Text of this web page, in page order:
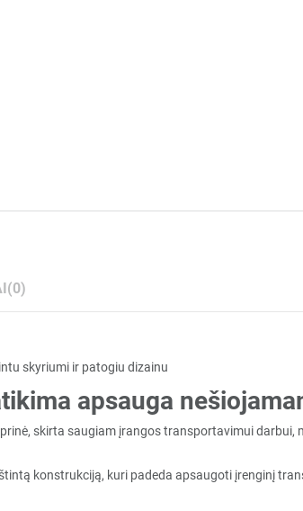
(0)
skyriumi ir patogiu dizainu
apsauga
skirta saugiam įrangos transportavimui
konstrukciją, kuri padeda apsaugoti įrenginį